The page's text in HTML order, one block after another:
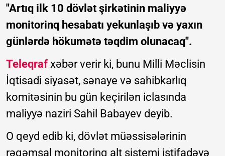
"Artıq ilk 10 dövlət şirkətinin maliyyə
monitorinq hesabatı yekunlaşıb və yaxın
günlərdə hökumətə təqdim olunacaq".
Teleqraf xəbər verir ki, bunu Milli Məclisin
İqtisadi siyasət, sənaye və sahibkarlıq
komitəsinin bu gün keçirilən iclasında
maliyyə naziri Sahil Babayev deyib.
O qeyd edib ki, dövlət müəssisələrinin
rəqəmsal monitorinq alt sistemi istifadəyə